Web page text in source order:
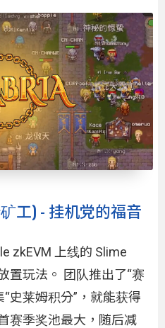
工) - 挂机党的福音
zkEVM 上线的 Slime
置玩法。 团队推出了“赛
史莱姆积分”，就能获得
赛季奖池最大，随后减